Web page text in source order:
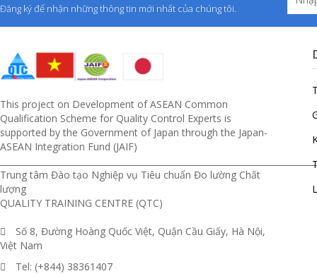
Đăng ký để nhận những thông tin mới nhất của chúng tôi.
This project on Development of ASEAN Common
Qualification Scheme for Quality Control Experts is
supported by the Government of Japan through the Japan-
ASEAN Integration Fund (JAIF)
Trung tâm Đào tạo Nghiệp vụ Tiêu chuẩn Đo lường Chất
lượng
QUALITY TRAINING CENTRE (QTC)
Số 8, Đường Hoàng Quốc Việt, Quận Cầu Giấy, Hà Nội,
Việt Nam
Tel: (+844) 38361407